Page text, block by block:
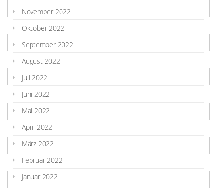
November 2022
Oktober 2022
September 2022
August 2022
Juli 2022
Juni 2022
Mai 2022
April 2022
März 2022
Februar 2022
Januar 2022